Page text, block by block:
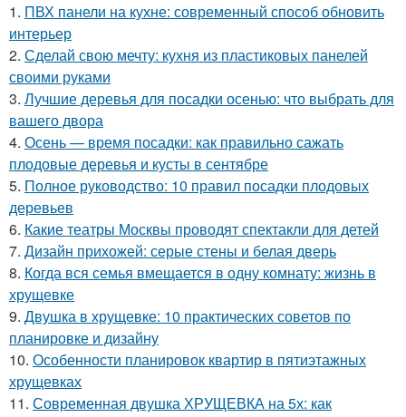
1. ПВХ панели на кухне: современный способ обновить
интерьер
2. Сделай свою мечту: кухня из пластиковых панелей
своими руками
3. Лучшие деревья для посадки осенью: что выбрать для
вашего двора
4. Осень — время посадки: как правильно сажать
плодовые деревья и кусты в сентябре
5. Полное руководство: 10 правил посадки плодовых
деревьев
6. Какие театры Москвы проводят спектакли для детей
7. Дизайн прихожей: серые стены и белая дверь
8. Когда вся семья вмещается в одну комнату: жизнь в
хрущевке
9. Двушка в хрущевке: 10 практических советов по
планировке и дизайну
10. Особенности планировок квартир в пятиэтажных
хрущевках
11. Современная двушка ХРУЩЕВКА на 5х: как